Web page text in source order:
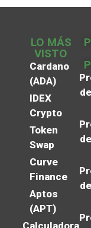
LO MÁS
VISTO
Cardano
(ADA)
IDEX
Crypto
Token
Swap
Curve
Finance
Aptos
(APT)